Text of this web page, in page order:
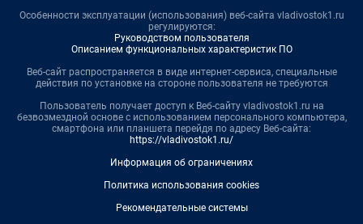
Особенности эксплуатации (использования) веб-сайта vladivostok1.ru
регулируются:
Руководством пользователя
Описанием функциональных характеристик ПО
Веб-сайт распространяется в виде интернет-сервиса, специальные
действия по установке на стороне пользователя не требуются
Пользователь получает доступ к Веб-сайту vladivostok1.ru на
безвозмездной основе с использованием персонального компьютера,
смартфона или планшета перейдя по адресу Веб-сайта:
https://vladivostok1.ru/
Информация об ограничениях
Политика использования cookies
Рекомендательные системы